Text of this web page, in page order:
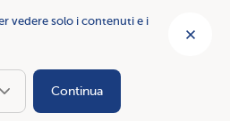
vedere solo i contenuti e i
Continua